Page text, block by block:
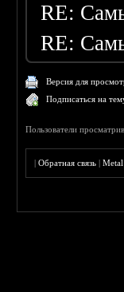
RE:
RE:
Версия для
Подписаться на
Пользователи
|Обратная связь |